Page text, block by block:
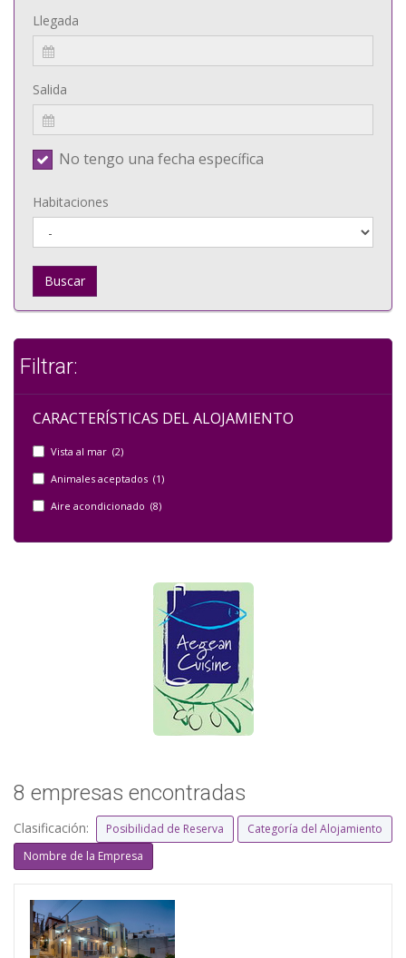
Llegada
Salida
No tengo una fecha específica
Habitaciones
Buscar
Filtrar:
CARACTERÍSTICAS DEL ALOJAMIENTO
Vista al mar (2)
Animales aceptados (1)
Aire acondicionado (8)
8 empresas encontradas
Clasificación: Posibilidad de Reserva
Categoría del Alojamiento
Nombre de la Empresa